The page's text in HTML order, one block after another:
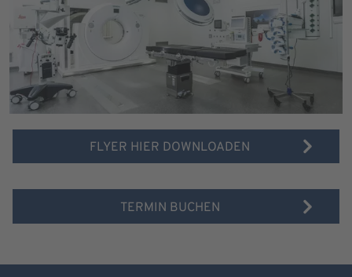
FLYER HIER DOWNLOADEN
TERMIN BUCHEN